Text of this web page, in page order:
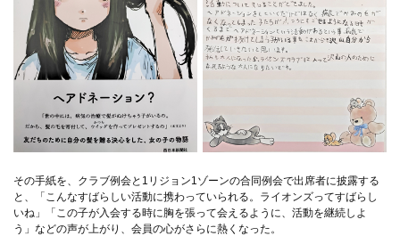
その手紙を、クラブ例会と1リジョン1ゾーンの合同例会で出席者に披露する
と、「こんなすばらしい活動に携わっていられる。ライオンズってすばらし
いね」「この子が入会する時に胸を張って会えるように、活動を継続しよ
う」などの声が上がり、会員の心がさらに熱くなった。